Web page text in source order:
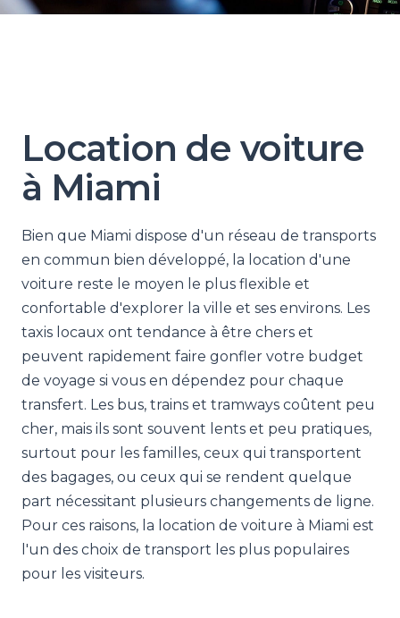
Location de voiture
à Miami
Bien que Miami dispose d'un réseau de transports
en commun bien développé, la location d'une
voiture reste le moyen le plus flexible et
confortable d'explorer la ville et ses environs. Les
taxis locaux ont tendance à être chers et
peuvent rapidement faire gonfler votre budget
de voyage si vous en dépendez pour chaque
transfert. Les bus, trains et tramways coûtent peu
cher, mais ils sont souvent lents et peu pratiques,
surtout pour les familles, ceux qui transportent
des bagages, ou ceux qui se rendent quelque
part nécessitant plusieurs changements de ligne.
Pour ces raisons, la location de voiture à Miami est
l'un des choix de transport les plus populaires
pour les visiteurs.